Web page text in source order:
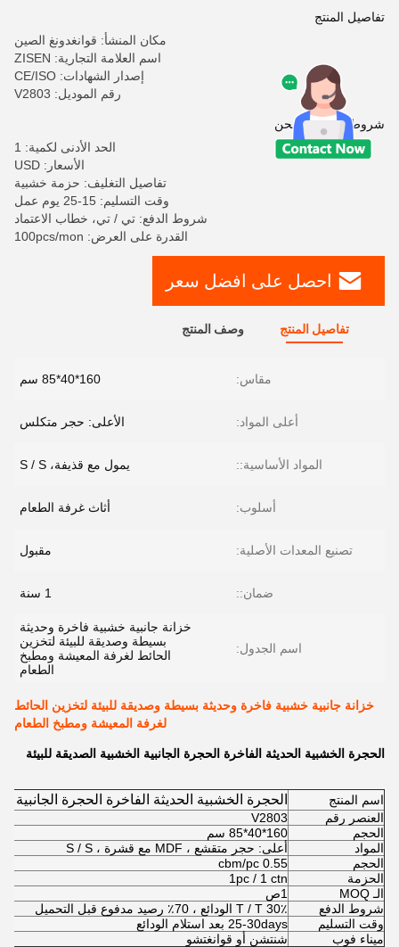
تفاصيل المنتج
مكان المنشأ: قوانغدونغ الصين
اسم العلامة التجارية: ZISEN
إصدار الشهادات: CE/ISO
رقم الموديل: V2803
شروط الدفع والشحن
الحد الأدنى لكمية: 1
الأسعار: USD
تفاصيل التغليف: حزمة خشبية
وقت التسليم: 15-25 يوم عمل
شروط الدفع: تي / تي، خطاب الاعتماد
القدرة على العرض: 100pcs/mon
احصل على افضل سعر
تفاصيل المنتج وصف المنتج
مقاس: 160*40*85 سم
أعلى المواد: الأعلى: حجر متكلس
المواد الأساسية:: يمول مع قذيفة، S / S
أسلوب: أثاث غرفة الطعام
تصنيع المعدات الأصلية: مقبول
ضمان:: 1 سنة
اسم الجدول:
خزانة جانبية خشبية فاخرة وحديثة
بسيطة وصديقة للبيئة لتخزين
الحائط لغرفة المعيشة ومطبخ
الطعام
خزانة جانبية خشبية فاخرة وحديثة بسيطة وصديقة للبيئة لتخزين الحائط
لغرفة المعيشة ومطبخ الطعام
الحجرة الخشبية الحديثة الفاخرة الحجرة الجانبية الخشبية الصديقة للبيئة
اسم المنتج الحجرة الخشبية الحديثة الفاخرة الحجرة الجانبية
العنصر رقم
V2803
الحجم
160*40*85 سم
المواد
أعلى: حجر متقشع ، MDF مع قشرة ، S / S
الحجم
0.55 cbm/pc
الحزمة
1pc / 1 ctn
الـ MOQ
1ص
شروط الدفع
T / T 30٪ الودائع ، 70٪ رصيد مدفوع قبل التحميل
وقت التسليم
25-30days بعد استلام الودائع
ميناء فوب
شنتشن أو قوانغتشو